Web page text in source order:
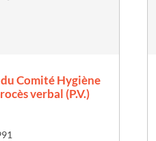
Comité Hygiène
verbal (P.V.)